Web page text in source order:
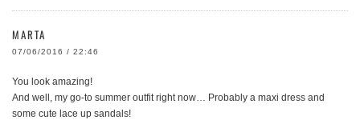
MARTA
07/06/2016 / 22:46
You look amazing!
And well, my go-to summer outfit right now… Probably a maxi dress and
some cute lace up sandals!